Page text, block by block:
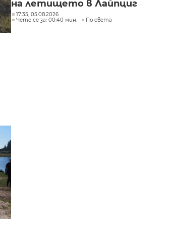
на летището в Лайпциг
17:35, 05.08.2026
Чете се за: 00:40 мин.
По света